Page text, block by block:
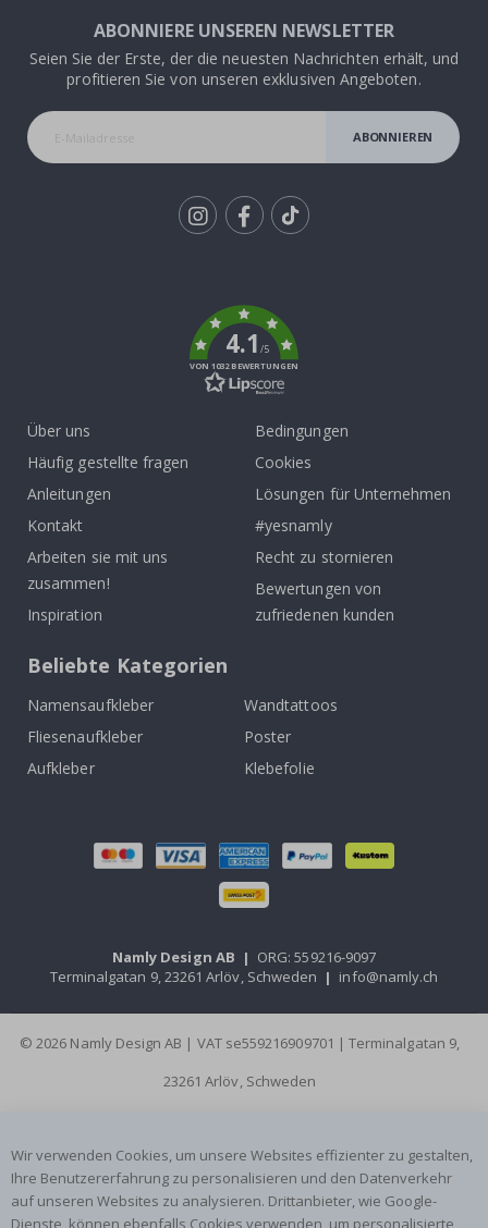
ABONNIERE UNSEREN NEWSLETTER
Seien Sie der Erste, der die neuesten Nachrichten erhält, und
profitieren Sie von unseren exklusiven Angeboten.
ABONNIEREN
4.1/5
VON 1032 BEWERTUNGEN
Über uns
Häufig gestellte fragen
Anleitungen
Kontakt
Arbeiten sie mit uns
zusammen!
Inspiration
Bedingungen
Cookies
Lösungen für Unternehmen
#yesnamly
Recht zu stornieren
Bewertungen von
zufriedenen kunden
Beliebte Kategorien
Namensaufkleber
Wandtattoos
Fliesenaufkleber
Poster
Aufkleber
Klebefolie
Namly Design AB | ORG: 559216-9097
Terminalgatan 9, 23261 Arlöv, Schweden | info@namly.ch
© 2026 Namly Design AB | VAT se559216909701 | Terminalgatan 9,
23261 Arlöv, Schweden
Wir verwenden Cookies, um unsere Websites effizienter zu gestalten,
Ihre Benutzererfahrung zu personalisieren und den Datenverkehr
auf unseren Websites zu analysieren. Drittanbieter, wie Google-
Dienste, können ebenfalls Cookies verwenden, um personalisierte